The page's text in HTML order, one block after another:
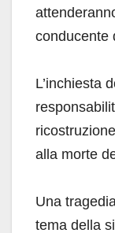
conducente
L’inchiesta
alla morte
Una
tema della